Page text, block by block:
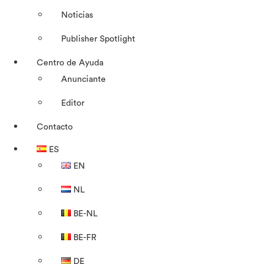
Noticias
Publisher Spotlight
Centro de Ayuda
Anunciante
Editor
Contacto
ES
EN
NL
BE-NL
BE-FR
DE